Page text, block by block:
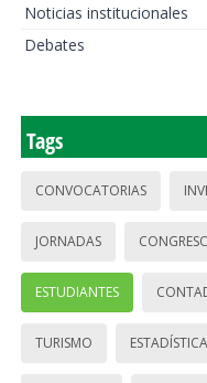
Noticias institucionales
Debates
Tags
CONVOCATORIAS
JORNADAS
ESTUDIANTES
TURISMO ESTADÍSTICA